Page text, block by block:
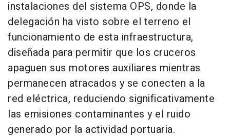
instalaciones del sistema OPS, donde la
delegación ha visto sobre el terreno el
funcionamiento de esta infraestructura,
diseñada para permitir que los cruceros
apaguen sus motores auxiliares mientras
permanecen atracados y se conecten a la
red eléctrica, reduciendo significativamente
las emisiones contaminantes y el ruido
generado por la actividad portuaria.